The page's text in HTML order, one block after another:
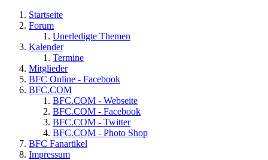
Startseite
Forum
Unerledigte Themen
Kalender
Termine
Mitglieder
BFC Online - Facebook
BFC.COM
BFC.COM - Webseite
BFC.COM - Facebook
BFC.COM - Twitter
BFC.COM - Photo Shop
BFC Fanartikel
Impressum